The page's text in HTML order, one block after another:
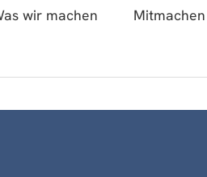
wir machen